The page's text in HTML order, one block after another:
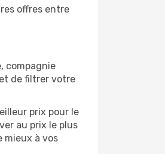
offres entre
compagnie
de filtrer votre
prix pour le
au prix le plus
mieux à vos